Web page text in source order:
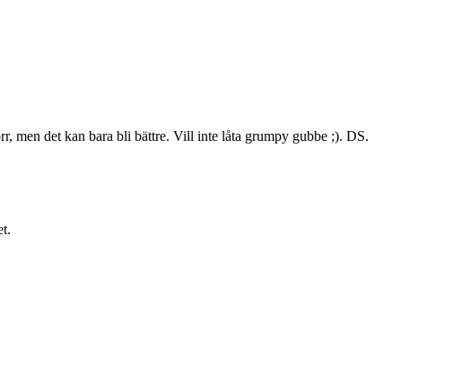
men det kan bara bli bättre. Vill inte låta grumpy gubbe ;). DS.